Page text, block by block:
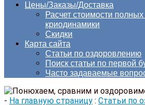
Цены/Заказы/Доставка
Расчет стоимости полных
криодинамики
Скидки
Карта сайта
Статьи по оздоровлению
Поиск статьи по первой
Часто задаваемые
- На главную страницу : Статьи по